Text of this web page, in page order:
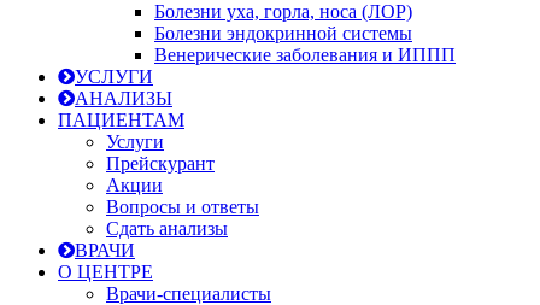
Болезни уха, горла, носа (ЛОР)
Болезни эндокринной системы
Венерические заболевания и ИППП
УСЛУГИ
АНАЛИЗЫ
ПАЦИЕНТАМ
Услуги
Прейскурант
Акции
Вопросы и ответы
Сдать анализы
ВРАЧИ
О ЦЕНТРЕ
Врачи-специалисты